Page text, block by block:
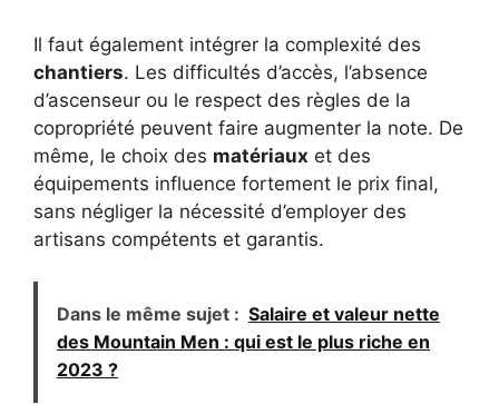
Il faut également intégrer la complexité des
chantiers. Les difficultés d’accès, l’absence
d’ascenseur ou le respect des règles de la
copropriété peuvent faire augmenter la note. De
même, le choix des matériaux et des
équipements influence fortement le prix final,
sans négliger la nécessité d’employer des
artisans compétents et garantis.
Dans le même sujet : Salaire et valeur nette
des Mountain Men : qui est le plus riche en
2023 ?